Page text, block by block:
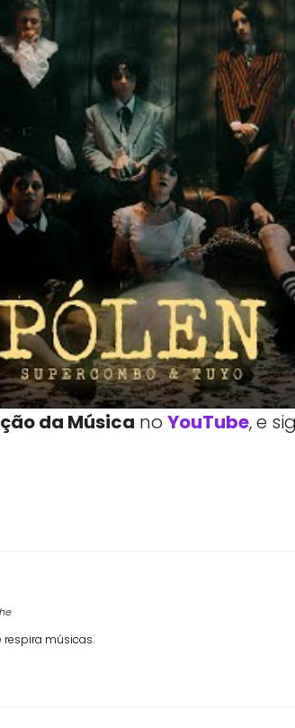
da Música no YouTube, e
músicas.